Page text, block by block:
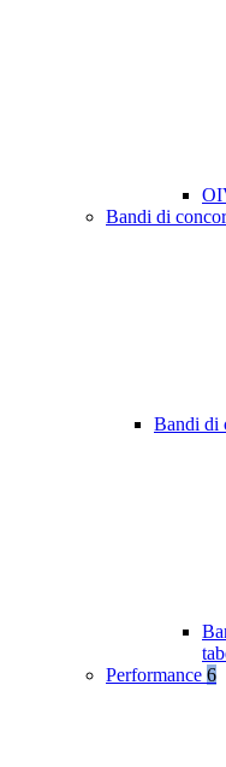
Bandi di
Bandi di
Performance 6